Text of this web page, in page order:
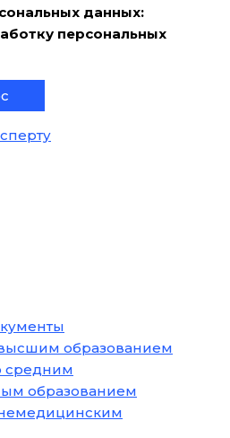
данных:
персональных
образованием
средним
образованием